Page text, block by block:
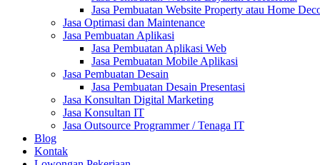
Jasa Pembuatan Website Property atau Home
Jasa Optimasi dan Maintenance
Jasa Pembuatan Aplikasi
Jasa Pembuatan Aplikasi Web
Jasa Pembuatan Mobile Aplikasi
Jasa Pembuatan Desain
Jasa Pembuatan Desain Presentasi
Jasa Konsultan Digital Marketing
Jasa Konsultan IT
Jasa Outsource Programmer / Tenaga IT
Blog
Kontak